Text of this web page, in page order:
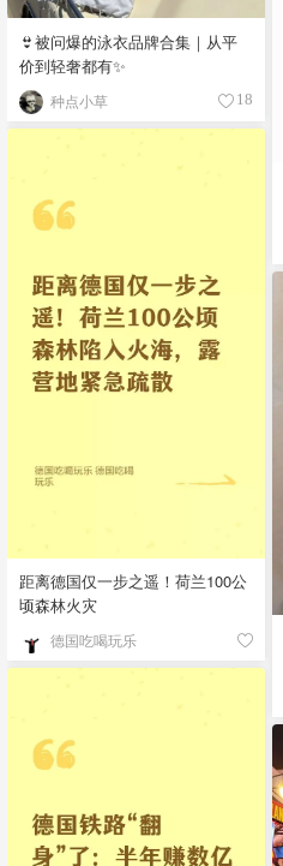
👙被问爆的泳衣品牌合集｜从平
价到轻奢都有✨
种点小草 18
距离德国仅一步之遥！荷兰100公
顷森林火灾
德国吃喝玩乐